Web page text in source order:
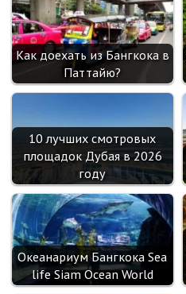
Как доехать из Бангкока в
Паттайю?
10 лучших смотровых
площадок Дубая в 2026
году
Океанариум Бангкока Sea
life Siam Ocean World